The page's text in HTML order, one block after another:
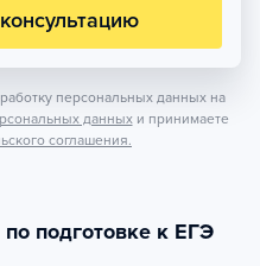
персональных данных на
данных и принимаете
соглашения.
подготовке к ЕГЭ